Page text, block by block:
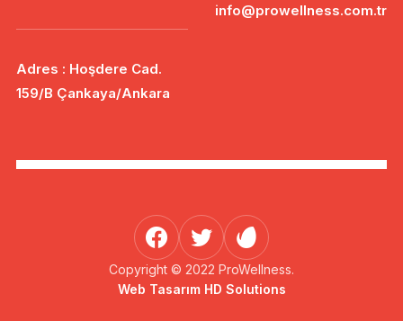
info@prowellness.com.tr
Adres : Hoşdere Cad.
159/B Çankaya/Ankara
Copyright © 2022 ProWellness.
Web Tasarım HD Solutions